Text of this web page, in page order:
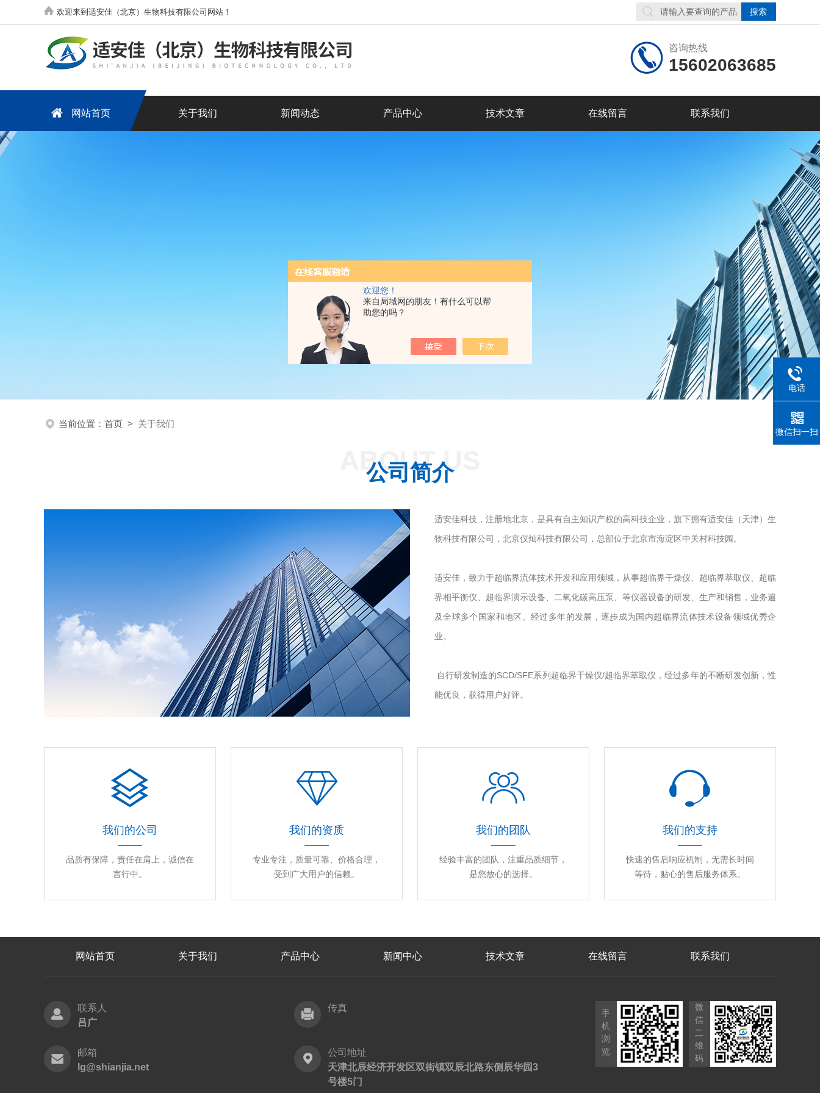
欢迎您！
来自局域网的朋友！有什么可以帮
助您的吗？
欢迎来到适安佳（北京）生物科技有限公司网站！
咨询热线
15602063685
网站首页 关于我们 新闻动态 产品中心 技术文章 在线留言 联系我们
当前位置： 首页 > 关于我们
公司简介
ABOUT US
适安佳科技，注册地北京，是具有自主知识产权的高科技企业，旗下拥有适安佳（天津）生
物科技有限公司，北京仪灿科技有限公司，总部位于北京市海淀区中关村科技园。
适安佳，致力于超临界流体技术开发和应用领域，从事超临界干燥仪、超临界萃取仪、超临
界相平衡仪、超临界演示设备、二氧化碳高压泵、等仪器设备的研发、生产和销售，业务遍
及全球多个国家和地区。经过多年的发展，逐步成为国内超临界流体技术设备领域优秀企
业。
自行研发制造的SCD/SFE系列超临界干燥仪/超临界萃取仪，经过多年的不断研发创新，性
能优良，获得用户好评。
我们的公司
品质有保障，责任在肩上，诚信在
言行中。
我们的资质
专业专注，质量可靠、价格合理，
受到广大用户的信赖。
我们的团队
经验丰富的团队，注重品质细节，
是您放心的选择。
我们的支持
快速的售后响应机制，无需长时间
等待，贴心的售后服务体系。
网站首页 关于我们 产品中心 新闻中心 技术文章 在线留言 联系我们
联系人
吕广
传真
邮箱
lg@shianjia.net
公司地址
天津北辰经济开发区双街镇双辰北路东侧辰华园3
号楼5门
手
机
浏
览
微
信
二
维
码
电话
微信扫一扫